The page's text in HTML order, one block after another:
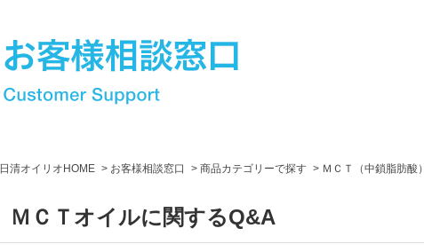
日清オイリオHOME お客様相談窓口 商品カテゴリーで探す ＭＣＴ（中鎖脂肪酸
ＭＣＴオイルに関するQ&A